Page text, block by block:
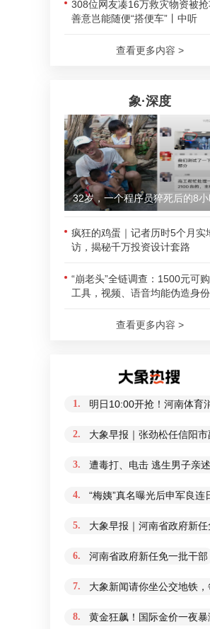
308位网友凑16万救灾物资被
善意岂能随便“搭便车”丨中听
查看更多内容 >
象·深度
32岁，一个程序员猝死后的8
疯狂的鸡蛋｜记者历时5个月实
访，揭秘千万投资设计套路
“崩老头”全链调查：1500元可
工具，视频、语音均能伪造身份
查看更多内容 >
1. 明日10:00开抢！河南体育
2. 大象早报｜张劲松任信阳
3. 遭毒打、电击 逃生男子亲
4. “梅姨”真名曝光后申军良
5. 大象早报｜河南省政府新
6. 河南省政府新任免一批干部
7. 大象新闻请你坐公交地铁
8. 黄金狂飙！国际金价一夜